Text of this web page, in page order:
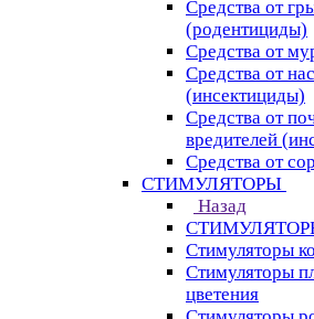
Средства от
(родентициды)
Средства от
Средства от
(инсектициды)
Средства от
вредителей
Средства от
СТИМУЛЯТОРЫ
Назад
Стимуляторы
Стимуляторы
цветения